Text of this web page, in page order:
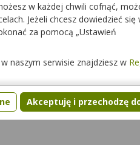
Gdzie kupić lek
w każdej chwili cofnąć,
Jeżeli chcesz dowiedzieć się
za pomocą „Ustawień
naszym serwisie znajdziesz w
Akceptuję i przechodzę